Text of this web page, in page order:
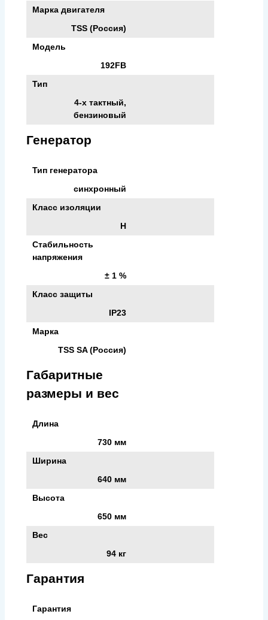
Марка двигателя
TSS (Россия)
Модель
192FB
Тип
4-х тактный,
бензиновый
Генератор
Тип генератора
синхронный
Класс изоляции
H
Стабильность
напряжения
± 1 %
Класс защиты
IP23
Марка
TSS SA (Россия)
Габаритные
размеры и вес
Длина
730 мм
Ширина
640 мм
Высота
650 мм
Вес
94 кг
Гарантия
Гарантия